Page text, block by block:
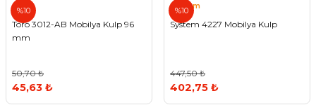
%10
Toro 3012-AB Mobilya Kulp 96
mm
50,70 ₺
45,63 ₺
%10
System
System 4227 Mobilya Kulp
447,50 ₺
402,75 ₺